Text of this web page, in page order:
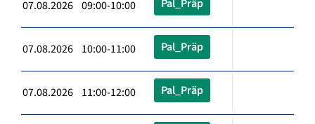
07.08.2026 09:00-10:00 Pal_Präp
07.08.2026 10:00-11:00 Pal_Präp
07.08.2026 11:00-12:00 Pal_Präp